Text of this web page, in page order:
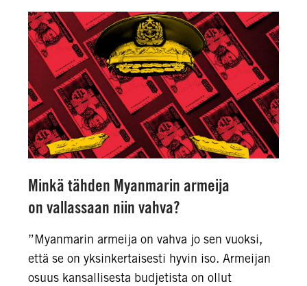
Minkä tähden Myanmarin armeija
on vallassaan niin vahva?
”Myanmarin armeija on vahva jo sen vuoksi,
että se on yksinkertaisesti hyvin iso. Armeijan
osuus kansallisesta budjetista on ollut